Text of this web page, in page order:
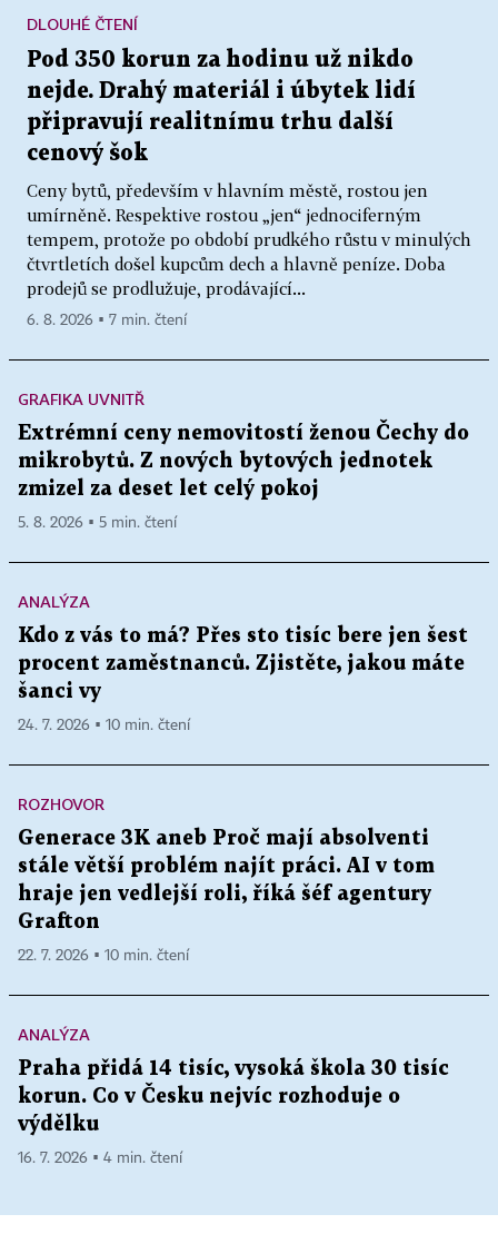
Pod 350 korun za hodinu už nikdo
nejde. Drahý materiál i úbytek lidí
připravují realitnímu trhu další
cenový šok
Ceny bytů, především v hlavním městě, rostou jen
umírněně. Respektive rostou „jen“ jednociferným
tempem, protože po období prudkého růstu v minulých
čtvrtletích došel kupcům dech a hlavně peníze. Doba
prodejů se prodlužuje, prodávající...
DLOUHÉ ČTENÍ
6. 8. 2026 ▪ 7 min. čtení
GRAFIKA UVNITŘ
Extrémní ceny nemovitostí ženou Čechy do
mikrobytů. Z nových bytových jednotek
zmizel za deset let celý pokoj
5. 8. 2026 ▪ 5 min. čtení
ANALÝZA
Kdo z vás to má? Přes sto tisíc bere jen šest
procent zaměstnanců. Zjistěte, jakou máte
šanci vy
24. 7. 2026 ▪ 10 min. čtení
ROZHOVOR
Generace 3K aneb Proč mají absolventi
stále větší problém najít práci. AI v tom
hraje jen vedlejší roli, říká šéf agentury
Grafton
22. 7. 2026 ▪ 10 min. čtení
ANALÝZA
Praha přidá 14 tisíc, vysoká škola 30 tisíc
korun. Co v Česku nejvíc rozhoduje o
výdělku
16. 7. 2026 ▪ 4 min. čtení